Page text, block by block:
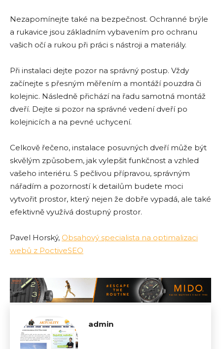
Nezapomínejte také na bezpečnost. Ochranné brýle
a rukavice jsou základním vybavením pro ochranu
vašich očí a rukou při práci s nástroji a materiály.
Při instalaci dejte pozor na správný postup. Vždy
začínejte s přesným měřením a montáží pouzdra či
kolejnic. Následně přichází na řadu samotná montáž
dveří. Dejte si pozor na správné vedení dveří po
kolejnicích a na pevné uchycení.
Celkově řečeno, instalace posuvných dveří může být
skvělým způsobem, jak vylepšit funkčnost a vzhled
vašeho interiéru. S pečlivou přípravou, správným
nářadím a pozorností k detailům budete moci
vytvořit prostor, který nejen že dobře vypadá, ale také
efektivně využívá dostupný prostor.
Pavel Horský, Obsahový specialista na optimalizaci
webů z PoctiveSEO
admin